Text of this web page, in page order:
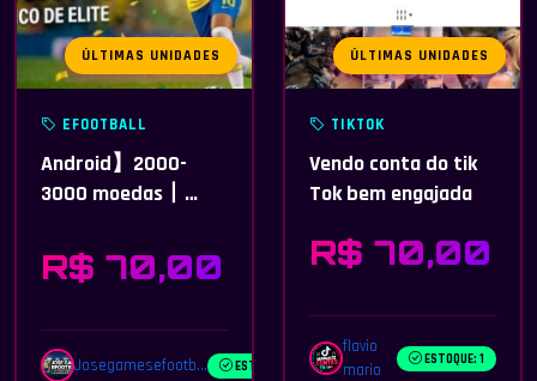
ÚLTIMAS UNIDADES
EFOOTBALL
Android】2000-
3000 moedas丨
GP丨18 jogadores
aleatórios
R$ 70,00
Josegamesefootb... ESTOQUE: 5
ÚLTIMAS UNIDADES
TIKTOK
Vendo conta do tik
Tok bem engajada
R$ 70,00
flavio
mario
ESTOQUE: 1